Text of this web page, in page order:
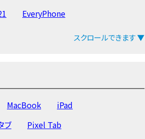
EveryPhone
iPad Pro 12.9 第4世代
代
iPad 第3世代 iPad2
スクロールできます ▼
MacBook
iPad
ブ
Pixel Tab